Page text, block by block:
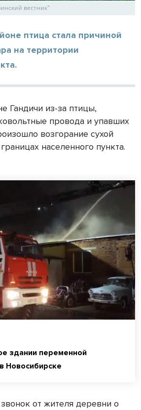
вестник"
птица стала причиной
на территории
Гандичи из-за птицы,
провода и упавших
возгорание сухой
населенного пункта.
здании переменной
Новосибирске
от жителя деревни о